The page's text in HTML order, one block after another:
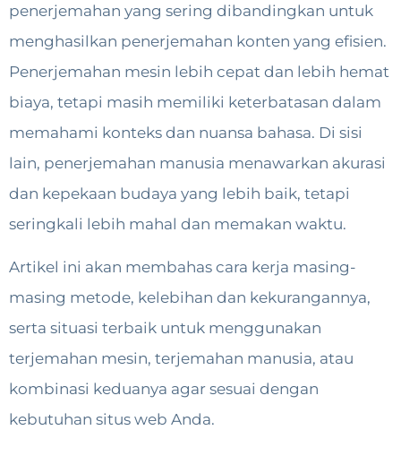
penerjemahan yang sering dibandingkan untuk
menghasilkan penerjemahan konten yang efisien.
Penerjemahan mesin lebih cepat dan lebih hemat
biaya, tetapi masih memiliki keterbatasan dalam
memahami konteks dan nuansa bahasa. Di sisi
lain, penerjemahan manusia menawarkan akurasi
dan kepekaan budaya yang lebih baik, tetapi
seringkali lebih mahal dan memakan waktu.
Artikel ini akan membahas cara kerja masing-
masing metode, kelebihan dan kekurangannya,
serta situasi terbaik untuk menggunakan
terjemahan mesin, terjemahan manusia, atau
kombinasi keduanya agar sesuai dengan
kebutuhan situs web Anda.